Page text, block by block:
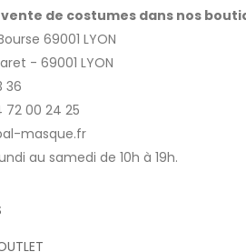
de costumes dans nos
69001 LYON
- 69001 LYON
36
72 00 24 25
masque.fr
au samedi de 10h à 19h.